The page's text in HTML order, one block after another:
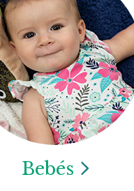
Bebés